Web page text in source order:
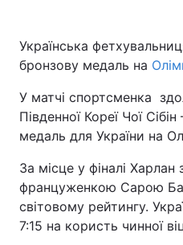
Українська
бронзову медаль на
У матчі спортсменка
Південної Кореї Чої
медаль для України на
За місце у фіналі Харлан
француженкою Сарою
світовому рейтингу.
7:15 на користь чинної